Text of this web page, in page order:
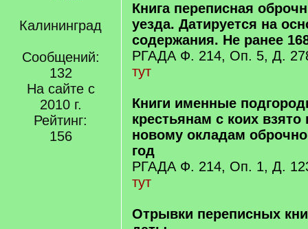
Калининград
Сообщений:
132
На сайте с
2010 г.
Рейтинг:
156
Книга переписная
уезда. Датируется на
содержания. Не ранее
РГАДА Ф. 214, Оп. 5, Д.
тут
Книги именные
крестьянам с коих взято
новому окладам
год
РГАДА Ф. 214, Оп. 1, Д.
тут
Отрывки переписных